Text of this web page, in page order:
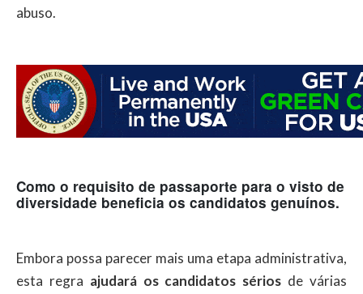
abuso.
Como o requisito de passaporte para o visto de
diversidade beneficia os candidatos genuínos.
Embora possa parecer mais uma etapa administrativa,
esta regra ajudará os candidatos sérios de várias